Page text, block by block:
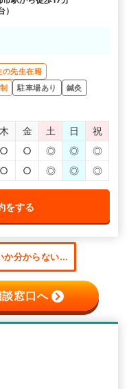
の先生在籍
駐車場あり
鍼灸
木 金 土 日
祝
○ ○ ◎ ◎
◎
○ ○ ◎ ◎ ◎
をする
か分からない...
窓口へ